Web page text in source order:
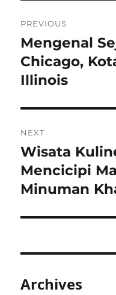
navigation
PREVIOUS
Previous
post:
Mengenal
Chicago,
Illinois
NEXT
Next
post:
Wisata
Mencicipi
Minuman
Archives